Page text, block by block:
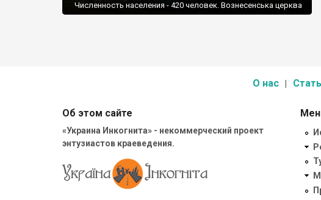
Численность населения - 420 человек. Вознесенська церква
О нас
Об этом сайте
«Украина Инкогнита» - некоммерческий проект
энтузиастов краеведения.